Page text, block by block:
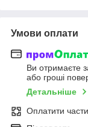
Умови оплати
Ви отримаєте
або гроші
Детальніше
Оплатити